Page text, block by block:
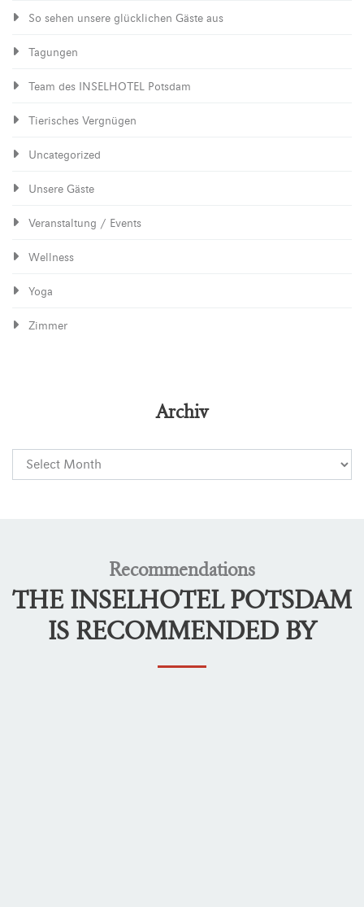
So sehen unsere glücklichen Gäste aus
Tagungen
Team des INSELHOTEL Potsdam
Tierisches Vergnügen
Uncategorized
Unsere Gäste
Veranstaltung / Events
Wellness
Yoga
Zimmer
Archiv
Recommendations
THE INSELHOTEL POTSDAM
IS RECOMMENDED BY